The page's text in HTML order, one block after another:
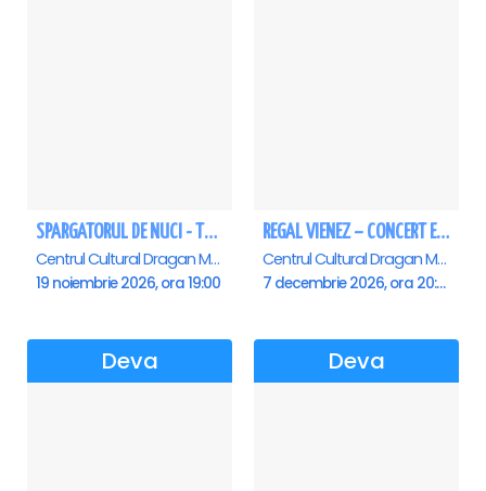
SPARGATORUL DE NUCI - Turneu National - Deva
Centrul Cultural Dragan Muntean, Deva
19 noiembrie 2026, ora 19:00
REGAL VIENEZ – CONCERT EXTRAORDINAR DE CRACIUN - Deva
Centrul Cultural Dragan Muntean, Deva
7 decembrie 2026, ora 20:00
Deva Deva